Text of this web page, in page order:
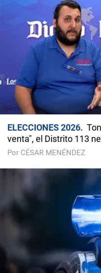
ELECCIONES 2026
venta", el Distrito 113
Por CÉSAR MENÉNDEZ